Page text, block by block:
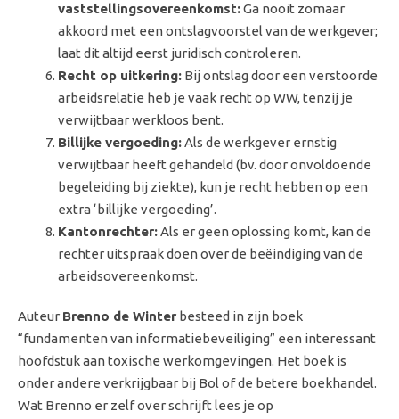
vaststellingsovereenkomst:Ga nooit zomaar
akkoord met een ontslagvoorstel van de werkgever;
laat dit altijd eerst juridisch controleren.
Recht op uitkering: Bij ontslag door een verstoorde
arbeidsrelatie heb je vaak recht op WW, tenzij je
verwijtbaar werkloos bent.
Billijke vergoeding:Als de werkgever ernstig
verwijtbaar heeft gehandeld (bv. door onvoldoende
begeleiding bij ziekte), kun je recht hebben op een
extra ‘billijke vergoeding’.
Kantonrechter:Als er geen oplossing komt, kan de
rechter uitspraak doen over de beëindiging van de
arbeidsovereenkomst.
Auteur Brenno de Winter besteed in zijn boek
“fundamenten van informatiebeveiliging” een interessant
hoofdstuk aan toxische werkomgevingen. Het boek is
onder andere verkrijgbaar bij Bol of de betere boekhandel.
Wat Brenno er zelf over schrijft lees je op